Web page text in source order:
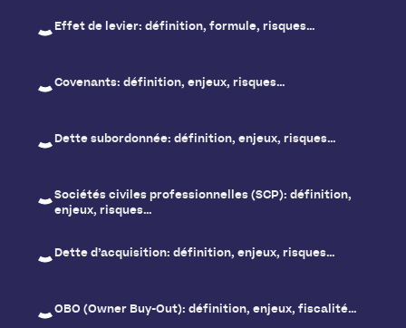
Effet de levier: définition, formule, risques…
Covenants: définition, enjeux, risques…
Dette subordonnée: définition, enjeux, risques…
Sociétés civiles professionnelles (SCP): définition,
enjeux, risques…
Dette d’acquisition: définition, enjeux, risques…
OBO (Owner Buy-Out): définition, enjeux, fiscalité…